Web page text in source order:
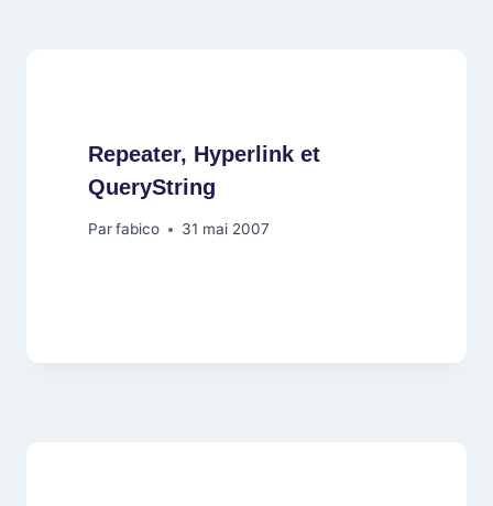
Repeater, Hyperlink et
QueryString
Parfabico 31 mai 2007